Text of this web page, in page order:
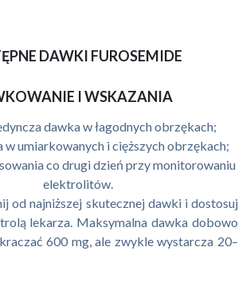
DAWKI FUROSEMIDE
I WSKAZANIA
dawka w łagodnych obrzękach;
w umiarkowanych i cięższych obrzękach;
co drugi dzień przy monitorowaniu
elektrolitów.
od najniższej skutecznej dawki i dostosuj
lekarza. Maksymalna dawka dobowo
600 mg, ale zwykle wystarcza 20–